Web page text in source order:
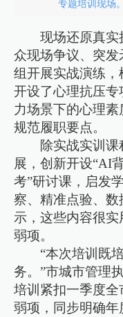
专题培训现场
现场还原真
众现场争议、突
组开展实战演练
开设了心理抗压
力场景下的心理
规范履职要点。
除实战实训
展，创新开设“AI
考”研讨课，启发
察、精准点验、
示，这些内容很
弱项。
“本次培训既
务。”市城市管理
培训紧扣一季度
弱项，同步明确